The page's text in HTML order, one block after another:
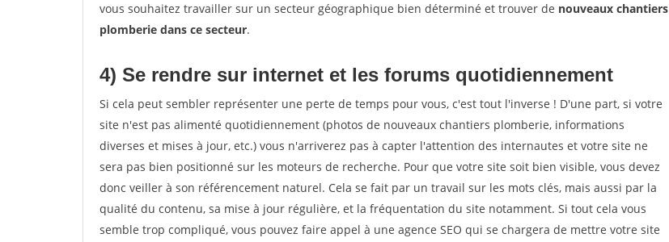
vous souhaitez travailler sur un secteur géographique bien déterminé et trouver de nouveaux chantiers
plomberie dans ce secteur.
4) Se rendre sur internet et les forums quotidiennement
Si cela peut sembler représenter une perte de temps pour vous, c'est tout l'inverse ! D'une part, si votre
site n'est pas alimenté quotidiennement (photos de nouveaux chantiers plomberie, informations
diverses et mises à jour, etc.) vous n'arriverez pas à capter l'attention des internautes et votre site ne
sera pas bien positionné sur les moteurs de recherche. Pour que votre site soit bien visible, vous devez
donc veiller à son référencement naturel. Cela se fait par un travail sur les mots clés, mais aussi par la
qualité du contenu, sa mise à jour régulière, et la fréquentation du site notamment. Si tout cela vous
semble trop compliqué, vous pouvez faire appel à une agence SEO qui se chargera de mettre votre site